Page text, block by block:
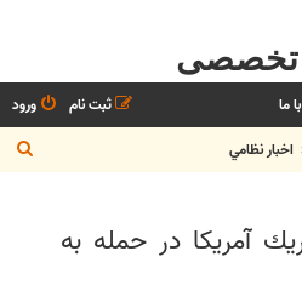
تخصصی
ما ورود
ثبت نام
اخبار نظامي
س
آمريكا در حمله به